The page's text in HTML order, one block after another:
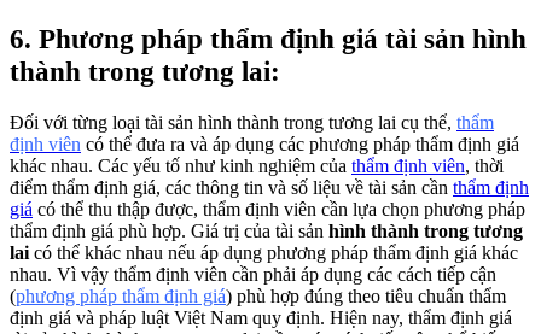
6. Phương pháp thẩm định giá tài sản hình
thành trong tương lai:
Đối với từng loại tài sản hình thành trong tương lai cụ thể, thẩm
định viên có thể đưa ra và áp dụng các phương pháp thẩm định giá
khác nhau. Các yếu tố như kinh nghiệm của thẩm định viên, thời
điểm thẩm định giá, các thông tin và số liệu về tài sản cần thẩm định
giá có thể thu thập được, thẩm định viên cần lựa chọn phương pháp
thẩm định giá phù hợp. Giá trị của tài sản hình thành trong tương
lai có thể khác nhau nếu áp dụng phương pháp thẩm định giá khác
nhau. Vì vậy thẩm định viên cần phải áp dụng các cách tiếp cận
(phương pháp thẩm định giá) phù hợp đúng theo tiêu chuẩn thẩm
định giá và pháp luật Việt Nam quy định. Hiện nay, thẩm định giá